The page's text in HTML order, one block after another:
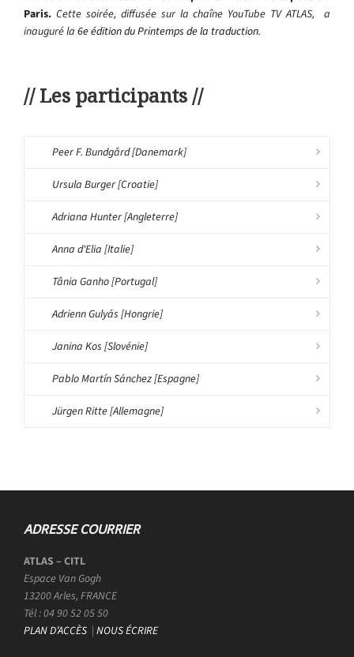
Paris. Cette soirée, diffusée sur la chaîne YouTube TV ATLAS, a
inauguré la 6e édition du Printemps de la traduction.
// Les participants //
Peer F. Bundgård [Danemark]
Ursula Burger [Croatie]
Adriana Hunter [Angleterre]
Anna d'Elia [Italie]
Tânia Ganho [Portugal]
Adrienn Gulyás [Hongrie]
Janina Kos [Slovénie]
Pablo Martín Sánchez [Espagne]
Jürgen Ritte [Allemagne]
ADRESSE COURRIER
ATLAS – CITL
Espace Van Gogh
13200 Arles, FRANCE
Tél : 04 90 52 05 50
PLAN D’ACCÈS | NOUS ÉCRIRE